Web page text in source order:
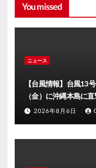
You missed
ニュース
【台風情報】台風13
（金）に沖縄本島に
壊するおそれがある猛
2026年8月6日